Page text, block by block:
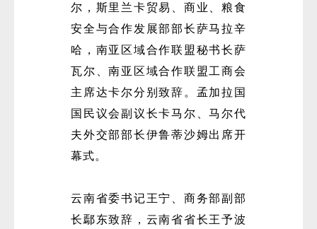
尔，斯里兰卡贸易、商业、粮食
安全与合作发展部部长萨马拉辛
哈，南亚区域合作联盟秘书长萨
瓦尔、南亚区域合作联盟工商会
主席达卡尔分别致辞。孟加拉国
国民议会副议长卡马尔、马尔代
夫外交部部长伊鲁蒂沙姆出席开
幕式。
云南省委书记王宁、商务部副部
长鄢东致辞，云南省省长王予波